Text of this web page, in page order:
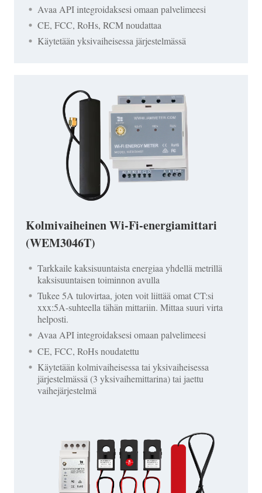
Avaa API integroidaksesi omaan palvelimeesi
CE, FCC, RoHs, RCM noudattaa
Käytetään yksivaiheisessa järjestelmässä
Kolmivaiheinen Wi-Fi-energiamittari
(WEM3046T)
Tarkkaile kaksisuuntaista energiaa yhdellä metrillä
kaksisuuntaisen toiminnon avulla
Tukee 5A tulovirtaa, joten voit liittää omat CT:si
xxx:5A-suhteella tähän mittariin. Mittaa suuri virta
helposti.
Avaa API integroidaksesi omaan palvelimeesi
CE, FCC, RoHs noudatettu
Käytetään kolmivaiheisessa tai yksivaiheisessa
järjestelmässä (3 yksivaihemittarina) tai jaettu
vaihejärjestelmä